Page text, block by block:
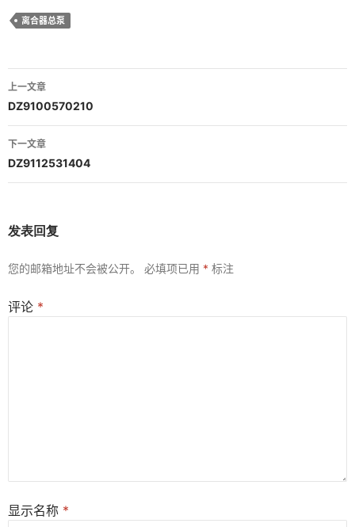
离合器总泵
文
章
导
航
上一文章
DZ9100570210
下一文章
DZ9112531404
发表回复
您的邮箱地址不会被公开。 必填项已用 * 标注
评论 *
显示名称 *